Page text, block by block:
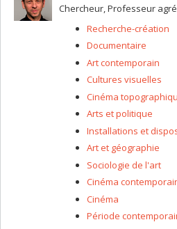
sonore, conférence-
de la recherche-
découvrir des
problème
d’analyser et
une pratique ou un
Dans cet esprit, je
projet de recherche-
développer de
des dimensions
et dans les arts
à l'installation
ou interactive,
virtuelle, augmentée,
Chercheur, Professeur
Recherche-création
Documentaire
Art contemporain
Cultures visuelles
Cinéma
Arts et politique
Installations et
Art et géographie
Sociologie de l'art
Cinéma
Cinéma
Période